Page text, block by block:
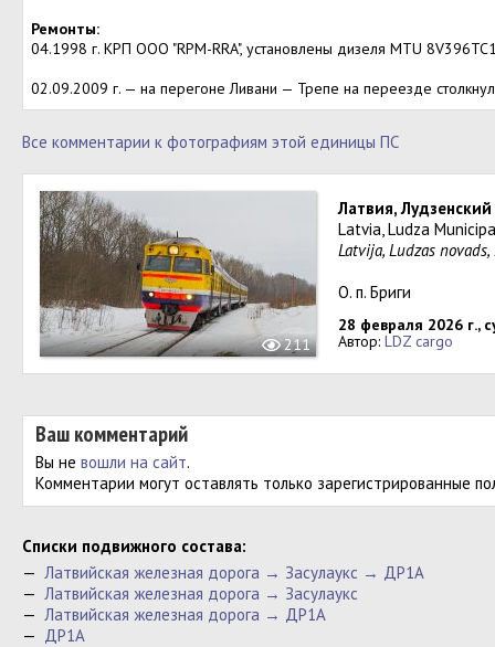
Ремонты:
04.1998 г. КРП ООО "RPM-RRA", установлены дизеля MTU
02.09.2009 г. — на перегоне Ливани — Трепе на переезде
Все комментарии к фотографиям этой единицы ПС
211
Латвия,
Latvia, Ludza
Latvija, Ludzas
О. п. Бриги
28 февраля 2026 г.,
Автор: LDZ cargo
Ваш комментарий
Вы не вошли на сайт.
Комментарии могут оставлять только зарегистрированные
Cписки подвижного состава:
— Латвийская железная дорога → Засулаукс → ДР1А
— Латвийская железная дорога → Засулаукс
— Латвийская железная дорога → ДР1А
— ДР1А